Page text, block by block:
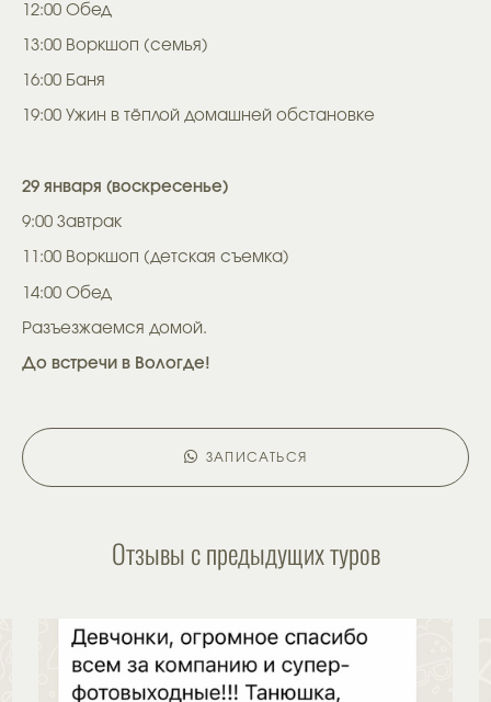
12:00 Обед
13:00 Воркшоп (семья)
16:00 Баня
19:00 Ужин в тёплой домашней обстановке
29 января (воскресенье)
9:00 Завтрак
11:00 Воркшоп (детская съемка)
14:00 Обед
Разъезжаемся домой.
До встречи в Вологде!
ЗАПИСАТЬСЯ
Отзывы с предыдущих туров